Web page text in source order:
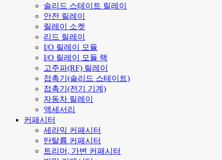
솔리드 스테이트 릴레이
안전 릴레이
릴레이 소켓
리드 릴레이
I/O 릴레이 모듈
I/O 릴레이 모듈 랙
고주파(RF) 릴레이
접촉기(솔리드 스테이트)
접촉기(전기 기계)
자동차 릴레이
액세서리
커패시터
세라믹 커패시터
탄탈륨 커패시터
트리머, 가변 커패시터